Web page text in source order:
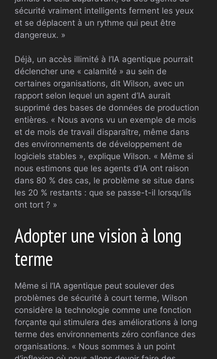
sécurité vraiment intelligents ferment les yeux
et se déplacent à un rythme qui peut être
dangereux. »
Déjà, un accès illimité à l’IA agentique pourrait
déclencher une « calamité » au sein de
certaines organisations, dit Wilson, avec un
rapport selon lequel un agent d’IA aurait
supprimé des bases de données de production
entières. « Nous avons vu un exemple de mois
et de mois de travail disparaître, même dans
des environnements de développement de
logiciels stables », explique Wilson. « Même si
nous estimons que les agents d’IA ont raison
dans 80 % des cas, le problème se situe dans
les 20 % restants : que se passe-t-il lorsqu’ils
ont tort ? »
Adopter une vision à long
terme
Même si l’IA agentique peut soulever des
problèmes de sécurité à court terme, Wilson
considère la technologie comme une fonction
forçante qui stimulera des améliorations à long
terme des environnements zéro confiance des
organisations. « Nous sommes à un point